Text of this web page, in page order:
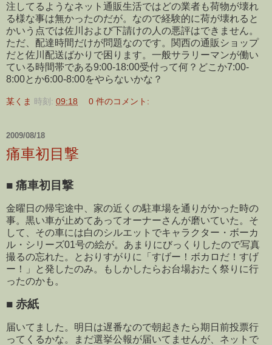
注してるようなネット通販生活ではどの業者も荷物が壊れ
る様な事は無かったのだが。なので経験的に荷が壊れると
かいう点では佐川および下請けの人の悪評はできません。
ただ、配達時間だけが問題なのです。関西の通販ショップ
だと佐川配送ばかりで困ります。一般サラリーマンが働い
ている時間帯である9:00-18:00受付って何？どこか7:00-
8:00とか6:00-8:00をやらないかな？
某くま 時刻: 09:18 0 件のコメント:
2009/08/18
痛車初目撃
■ 痛車初目撃
金曜日の帰宅途中、家の近くの駐車場を通りがかった時の
事。黒い車が止めてあってオーナーさんが磨いていた。そ
して、その車には白のシルエットでキャラクター・ボーカ
ル・シリーズ01号の絵が。あまりにびっくりしたので写真
撮るの忘れた。とおりすがりに「すげー！ボカロだ！すげ
ー！」と発したのみ。もしかしたらお台場おたく祭りに行
ったのかも。
■ 赤紙
届いてました。明日は遅番なので朝起きたら期日前投票行
ってくるかな。まだ選挙公報が届いてませんが、ネットで